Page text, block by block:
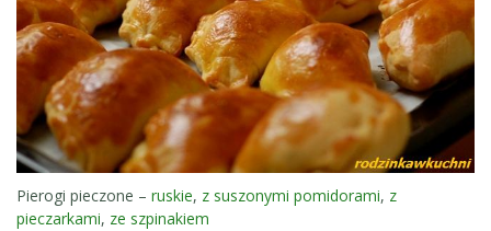
Pierogi pieczone – ruskie, z suszonymi pomidorami, z
pieczarkami, ze szpinakiem